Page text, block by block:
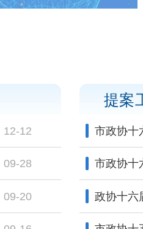
12-12
09-28
09-20
提案
市政协十
市政协十
政协十六